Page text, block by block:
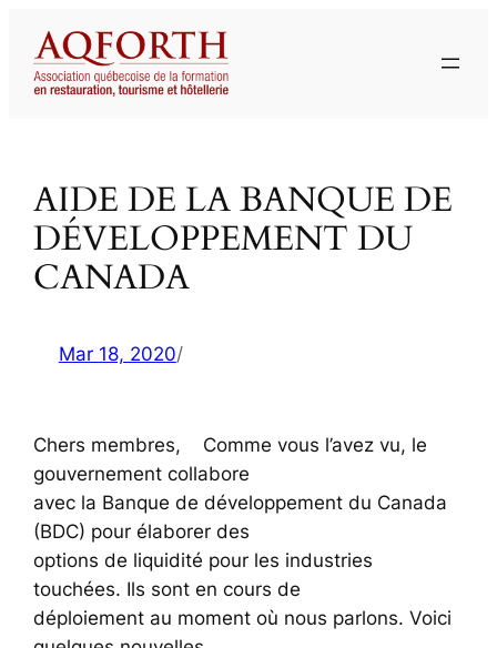
contenu
AIDE DE LA BANQUE DE
DÉVELOPPEMENT DU
CANADA
Mar 18, 2020/
Chers membres, Comme vous l’avez vu, le
gouvernement collabore
avec la Banque de développement du Canada
(BDC) pour élaborer des
options de liquidité pour les industries
touchées. Ils sont en cours de
déploiement au moment où nous parlons. Voici